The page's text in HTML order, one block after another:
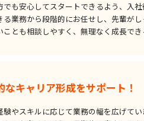
でも安心してスタートできるよう、入
る業務から段階的にお任せし、先輩がし
とも相談しやすく、無理なく成長でき
キャリア形成をサポート！
験やスキルに応じて業務の幅を広げて